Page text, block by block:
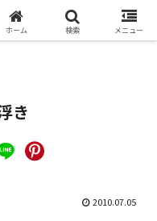
01B 液晶パネルの浮き
き
2010.07.05
ホーム 検索 メニュー